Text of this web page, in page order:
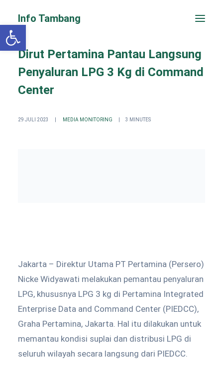
Info Tambang
Dirut Pertamina Pantau Langsung
Penyaluran LPG 3 Kg di Command
Center
29 JULI 2023 MEDIA MONITORING 3 MINUTES
Jakarta – Direktur Utama PT Pertamina (Persero)
Nicke Widyawati melakukan pemantau penyaluran
LPG, khususnya LPG 3 kg di Pertamina Integrated
Enterprise Data and Command Center (PIEDCC),
Graha Pertamina, Jakarta. Hal itu dilakukan untuk
memantau kondisi suplai dan distribusi LPG di
seluruh wilayah secara langsung dari PIEDCC.
Open toolbar